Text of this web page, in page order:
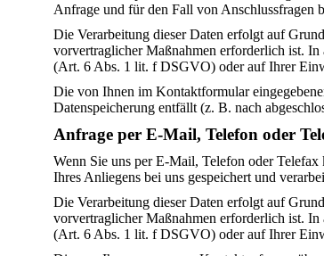
Anfrage und für den Fall von Anschlussfragen
Die Verarbeitung dieser Daten erfolgt auf
vorvertraglicher Maßnahmen erforderlich ist. In
(Art. 6 Abs. 1 lit. f DSGVO) oder auf Ihrer
Die von Ihnen im Kontaktformular
Datenspeicherung entfällt (z. B. nach
Anfrage per E-Mail, Telefon oder
Wenn Sie uns per E-Mail, Telefon oder
Ihres Anliegens bei uns gespeichert und
Die Verarbeitung dieser Daten erfolgt auf
vorvertraglicher Maßnahmen erforderlich ist. In
(Art. 6 Abs. 1 lit. f DSGVO) oder auf Ihrer